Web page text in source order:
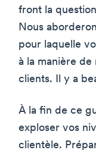
front la
Nous
pour laquelle
à la manière de
clients. Il y a
À la fin de ce
exploser vos
clientèle.